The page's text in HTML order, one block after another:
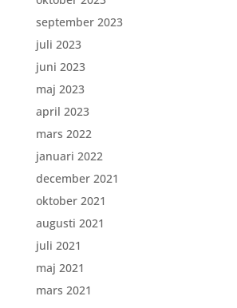
september 2023
juli 2023
juni 2023
maj 2023
april 2023
mars 2022
januari 2022
december 2021
oktober 2021
augusti 2021
juli 2021
maj 2021
mars 2021